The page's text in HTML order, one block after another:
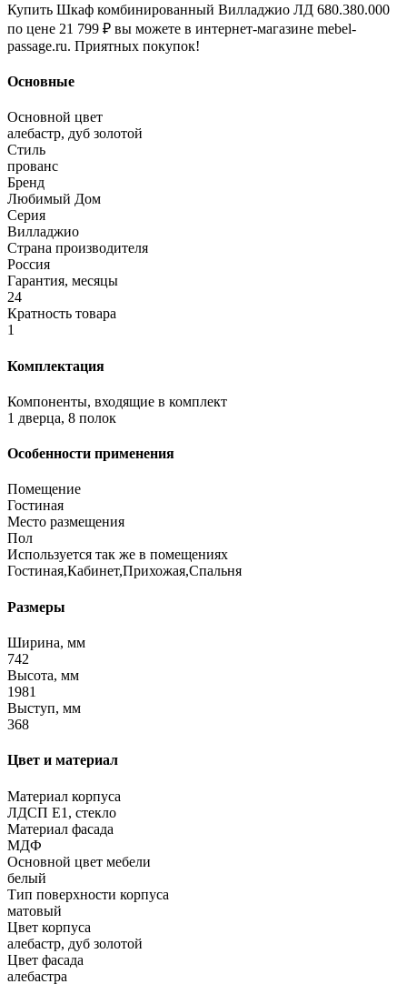
Купить Шкаф комбинированный Вилладжио ЛД 680.380.000
по цене 21 799 ₽ вы можете в интернет-магазине mebel-
passage.ru. Приятных покупок!
Основные
Основной цвет
алебастр, дуб золотой
Стиль
прованс
Бренд
Любимый Дом
Серия
Вилладжио
Страна производителя
Россия
Гарантия, месяцы
24
Кратность товара
1
Комплектация
Компоненты, входящие в комплект
1 дверца, 8 полок
Особенности применения
Помещение
Гостиная
Место размещения
Пол
Используется так же в помещениях
Гостиная,Кабинет,Прихожая,Спальня
Размеры
Ширина, мм
742
Высота, мм
1981
Выступ, мм
368
Цвет и материал
Материал корпуса
ЛДСП Е1, стекло
Материал фасада
МДФ
Основной цвет мебели
белый
Тип поверхности корпуса
матовый
Цвет корпуса
алебастр, дуб золотой
Цвет фасада
алебастра